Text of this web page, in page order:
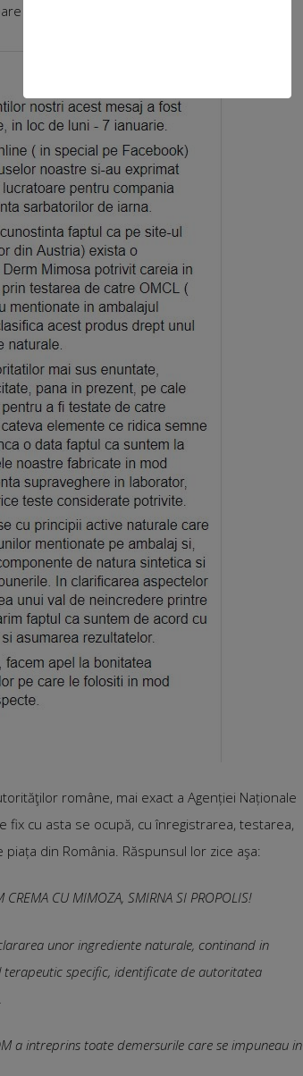
după părerea mea, pe care o redau aici.
române, mai exact a Agenției Naționale
fix cu asta se ocupă, cu înregistrarea, testarea,
din România. Răspunsul lor zice aşa:
CU MIMOZA, SMIRNA SI PROPOLIS!
unor ingrediente naturale, continand in
specific, identificate de autoritatea
a intreprins toate demersurile care se impuneau in